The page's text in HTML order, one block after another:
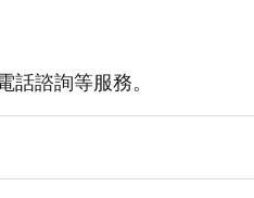
話諮詢等服務。